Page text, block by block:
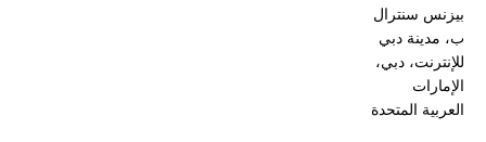
بيزنس سنترال
ب، مدينة دبي
للإنترنت، دبي،
الإمارات
العربية المتحدة